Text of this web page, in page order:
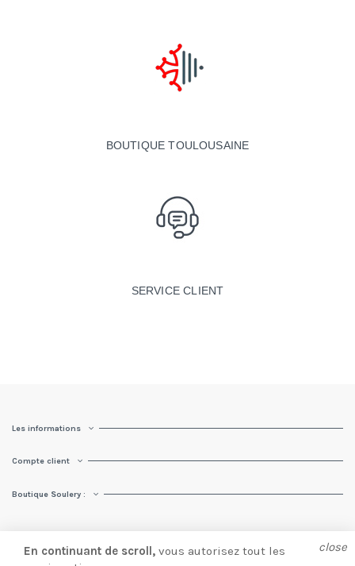
BOUTIQUE TOULOUSAINE
SERVICE CLIENT
Les informations
Compte client
Boutique Soulery :
close
En continuant de scroll, vous autorisez tout les